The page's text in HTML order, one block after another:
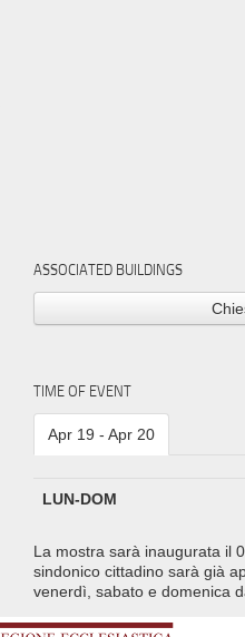
ASSOCIATED BUILDINGS
TIME OF EVENT
Apr 19 - Apr 20
LUN-DOM
La mostra sarà inaugurata il
sindonico cittadino sarà già
venerdì, sabato e domenica